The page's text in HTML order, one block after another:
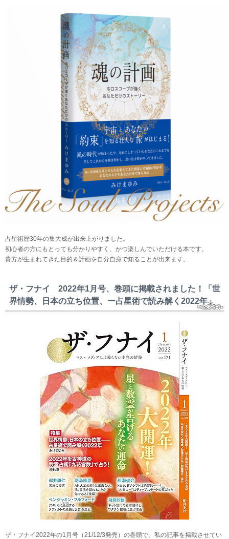
占星術歴30年の集大成が出来上がりました。
初心者の方にもとっても分かりやすく、かつ楽しんでいただける本です。
貴方が生まれてきた目的＆計画を自分自身で知ることが出来ます。
ザ・フナイ 2022年1月号、巻頭に掲載されました！「世
界情勢、日本の立ち位置、ー占星術で読み解く2022年」
ザ・フナイ2022年の1月号（21/12/3発売）の巻頭で、私の記事を掲載させてい